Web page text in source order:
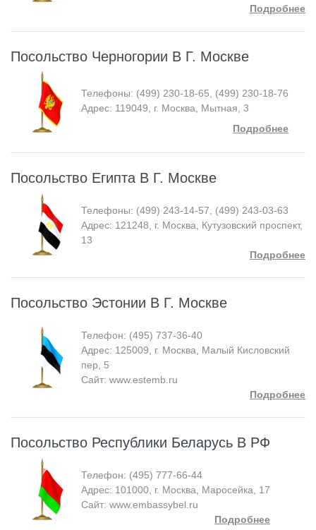
Подробнее
Посольство Черногории В Г. Москве
Телефоны: (499) 230-18-65, (499) 230-18-76
Адрес: 119049, г. Москва, Мытная, 3
Подробнее
Посольство Египта В Г. Москве
Телефоны: (499) 243-14-57, (499) 243-03-63
Адрес: 121248, г. Москва, Кутузовский проспект,
13
Подробнее
Посольство Эстонии В Г. Москве
Телефон: (495) 737-36-40
Адрес: 125009, г. Москва, Малый Кисловский
пер, 5
Сайт: www.estemb.ru
Подробнее
Посольство Республики Беларусь В РФ
Телефон: (495) 777-66-44
Адрес: 101000, г. Москва, Маросейка, 17
Сайт: www.embassybel.ru
Подробнее